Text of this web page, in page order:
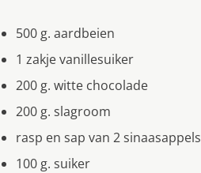
500 g. aardbeien
1 zakje vanillesuiker
200 g. witte chocolade
200 g. slagroom
rasp en sap van 2 sinaasappels
100 g. suiker